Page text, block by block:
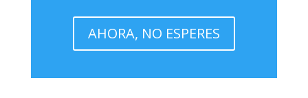
AHORA, NO ESPERES